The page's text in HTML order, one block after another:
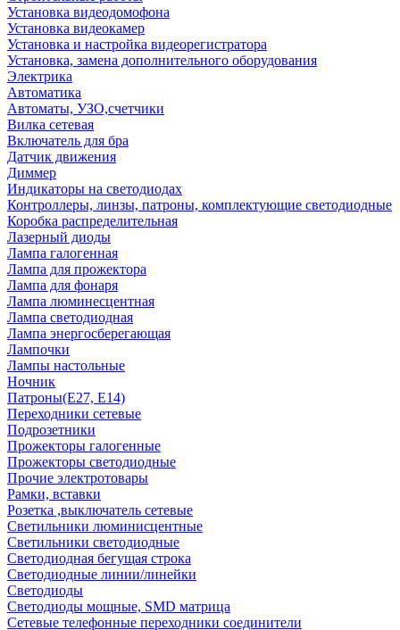
Установка видеодомофона
Установка видеокамер
Установка и настройка видеорегистратора
Установка, замена дополнительного оборудования
Электрика
Автоматика
Автоматы, УЗО,счетчики
Вилка сетевая
Включатель для бра
Датчик движения
Диммер
Индикаторы на светодиодах
Контроллеры, линзы, патроны, комплектующие светодиодные
Коробка распределительная
Лазерный диоды
Лампа галогенная
Лампа для прожектора
Лампа для фонаря
Лампа люминесцентная
Лампа светодиодная
Лампа энергосберегающая
Лампочки
Лампы настольные
Ночник
Патроны(Е27, Е14)
Переходники сетевые
Подрозетники
Прожекторы галогенные
Прожекторы светодиодные
Прочие электротовары
Рамки, вставки
Розетка ,выключатель сетевые
Светильники люминисцентные
Светильники светодиодные
Светодиодная бегущая строка
Светодиодные линии/линейки
Светодиоды
Светодиоды мощные, SMD матрица
Сетевые телефонные переходники соединители